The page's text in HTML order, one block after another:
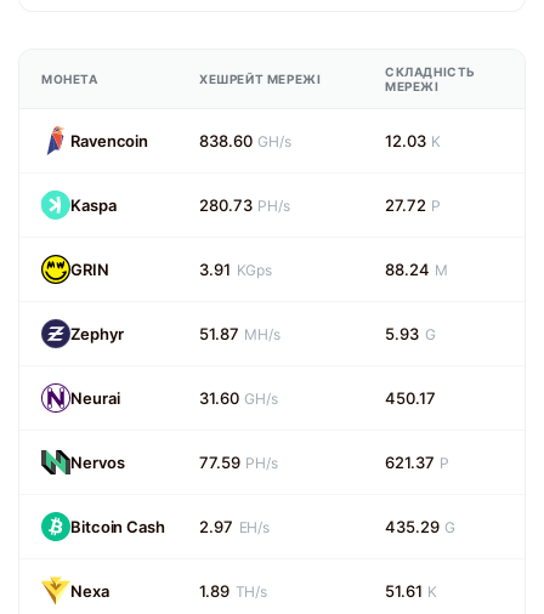
МОНЕТА ХЕШРЕЙТ МЕРЕЖІ
СКЛАДНІСТЬ
МЕРЕЖІ
Ravencoin 838.60 GH/s 12.03 K
Kaspa 280.73 PH/s 27.72 P
GRIN 3.91 KGps 88.24 M
Zephyr 51.87 MH/s 5.93 G
Neurai 31.60 GH/s 450.17
Nervos 77.59 PH/s 621.37 P
Bitcoin Cash 2.97 EH/s 435.29 G
Nexa 1.89 TH/s 51.61 K